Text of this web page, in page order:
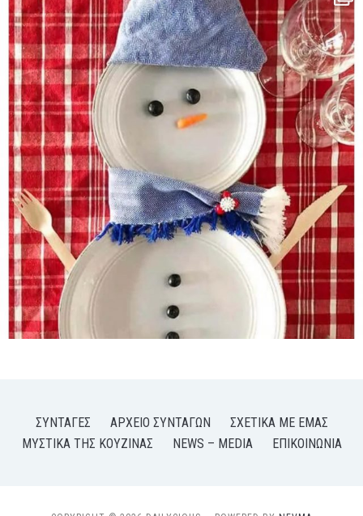
ΣΥΝΤΑΓΈΣ ΑΡΧΕΊΟ ΣΥΝΤΑΓΏΝ
ΣΧΕΤΙΚΆ ΜΕ ΕΜΆΣ
ΜΥΣΤΙΚΆ ΤΗΣ ΚΟΥΖΊΝΑΣ
NEWS – MEDIA ΕΠΙΚΟΙΝΩΝΊΑ